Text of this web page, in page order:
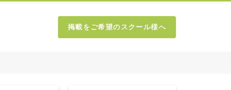
掲載をご希望のスクール様へ